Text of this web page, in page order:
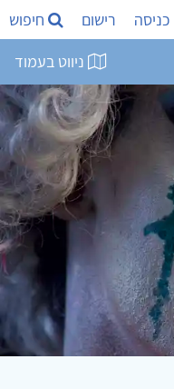
כניסה רישום חיפוש
ניווט בעמוד